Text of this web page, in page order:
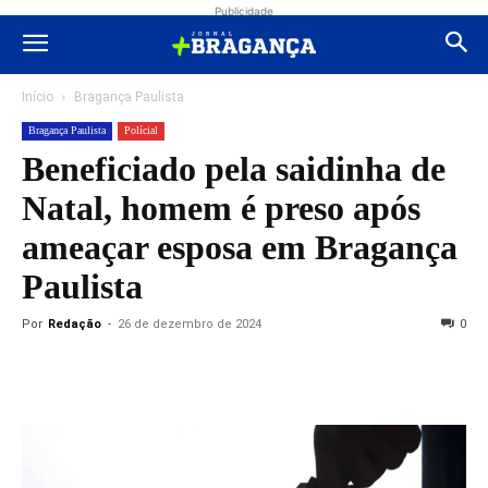
Publicidade
Início Bragança Paulista
Bragança Paulista Polícial
Beneficiado pela saidinha de
Natal, homem é preso após
ameaçar esposa em Bragança
Paulista
Por Redação - 26 de dezembro de 2024 0